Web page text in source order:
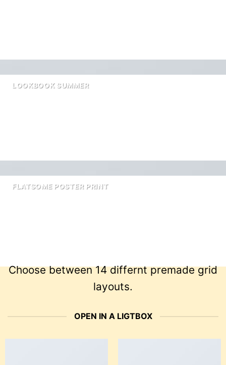
LOOKBOOK SUMMER
FLATSOME POSTER PRINT
Choose between 14 differnt premade grid
layouts.
OPEN IN A LIGTBOX